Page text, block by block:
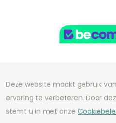
Copyright 2026 We
Development by
Deze website maakt gebruik
ervaring te verbeteren. Door
stemt u in met onze